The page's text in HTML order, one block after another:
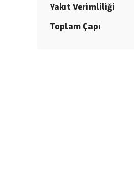
Yakıt Verimliliği
Toplam Çapı